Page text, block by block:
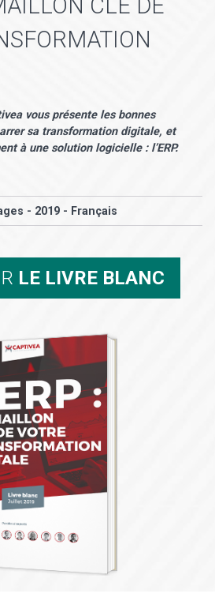
CLÉ DE
vous présente les bonnes
sa transformation digitale, et
à une solution logicielle : l’ERP.
- 2019 - Français
LE LIVRE BLANC